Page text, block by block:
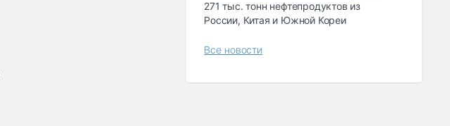
271 тыс. тонн нефтепродуктов из
России, Китая и Южной Кореи
Все новости